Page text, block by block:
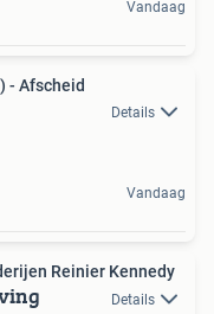
Vandaag
- Afscheid
Details
Vandaag
Reinier Kennedy
Details